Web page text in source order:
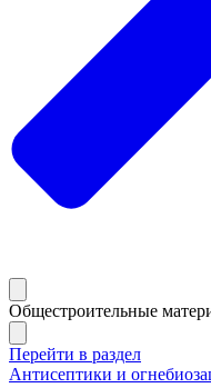
Общестроительные
Перейти в раздел
Антисептики и